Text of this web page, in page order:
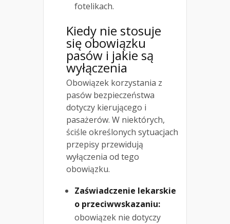
fotelikach.
Kiedy nie stosuje
się obowiązku
pasów i jakie są
wyłączenia
Obowiązek korzystania z
pasów bezpieczeństwa
dotyczy kierującego i
pasażerów. W niektórych,
ściśle określonych sytuacjach
przepisy przewidują
wyłączenia od tego
obowiązku.
Zaświadczenie lekarskie
o przeciwwskazaniu:
obowiązek nie dotyczy